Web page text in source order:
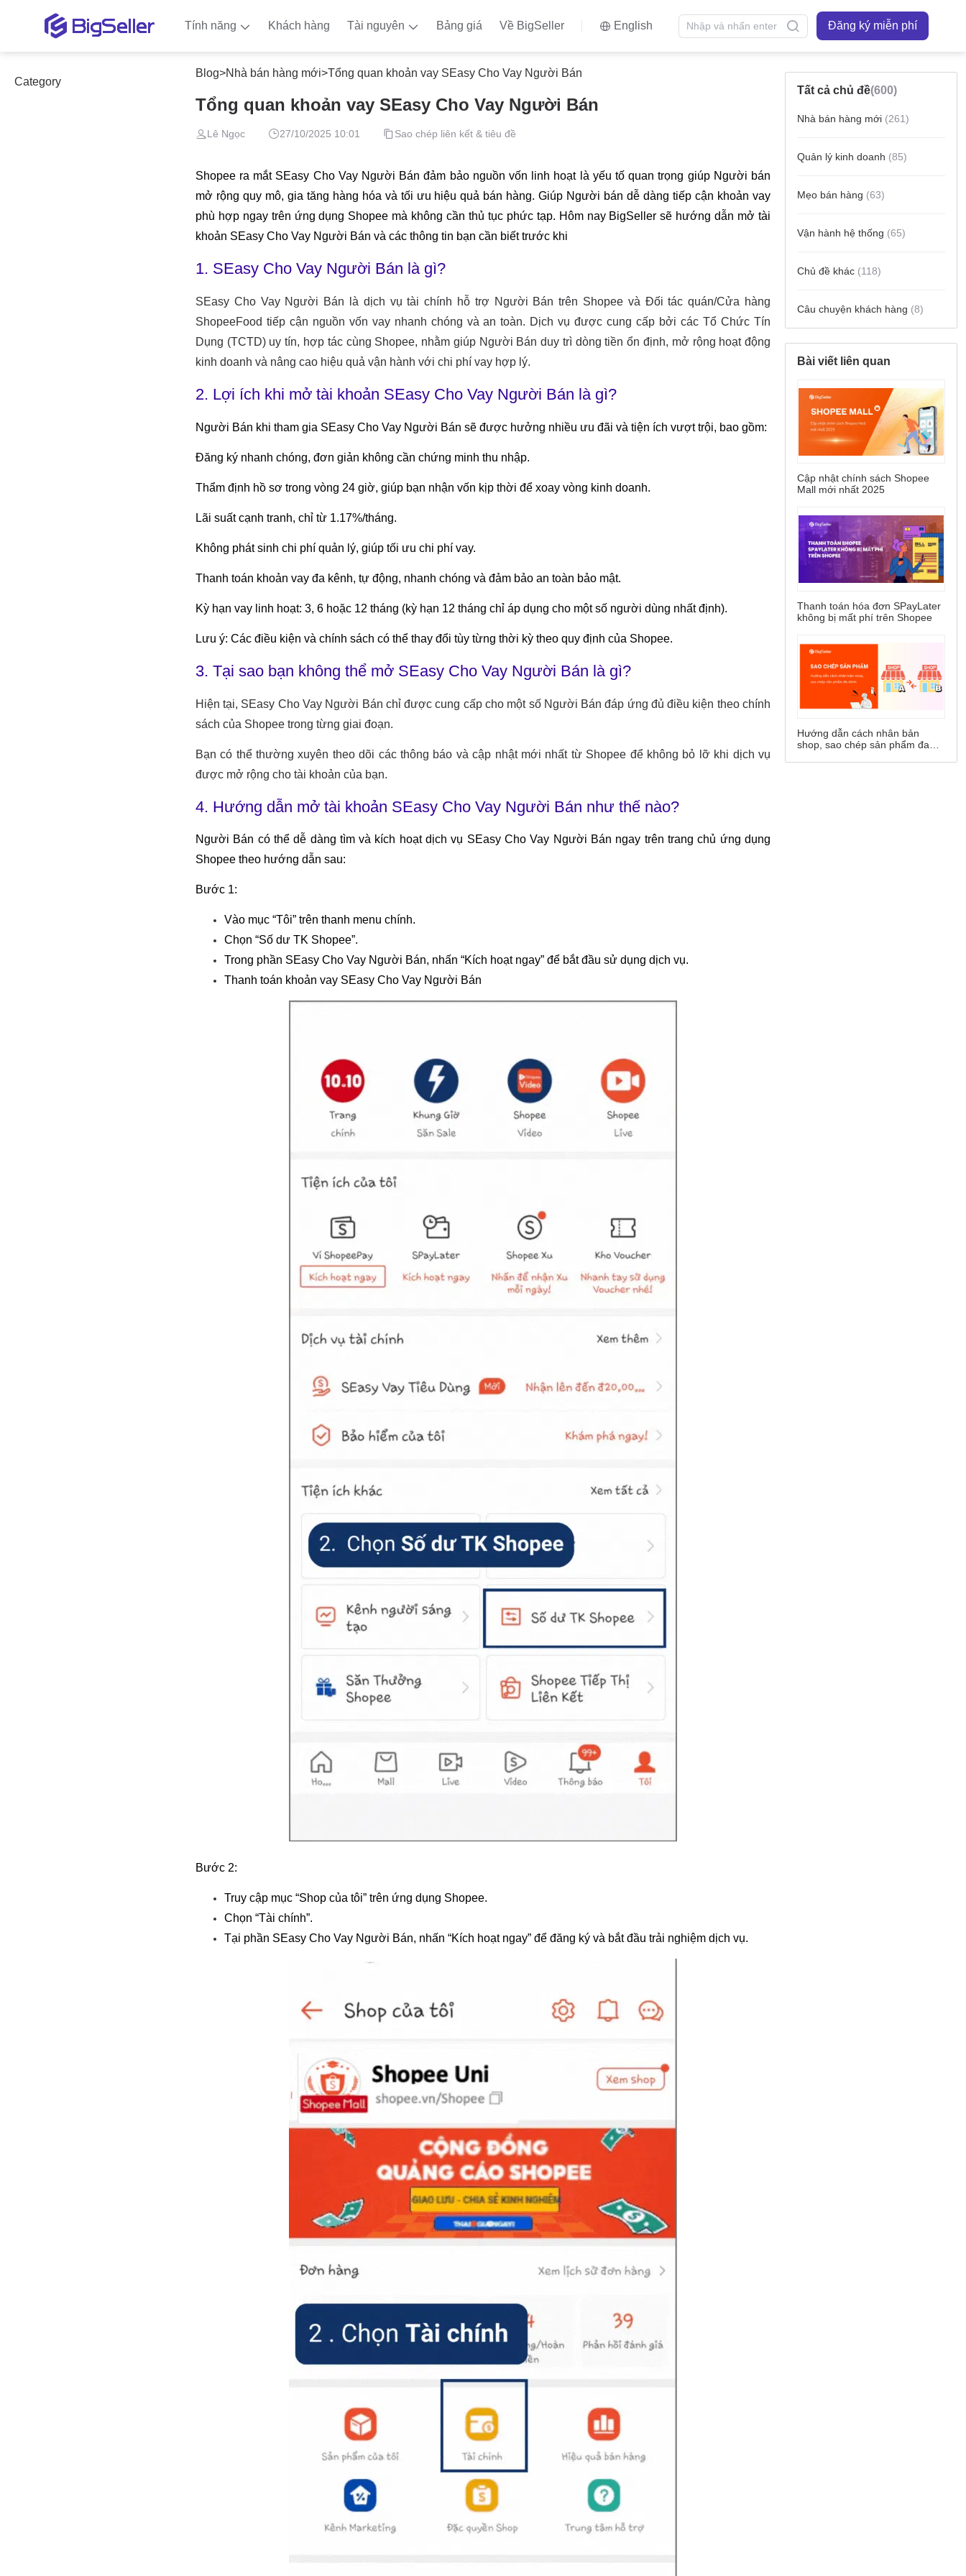
Tính năng Khách hàng Tài nguyên Bảng giá Về BigSeller English Đăng ký miễn phí
Category
Blog>Nhà bán hàng mới>Tổng quan khoản vay SEasy Cho Vay Người Bán
Tổng quan khoản vay SEasy Cho Vay Người Bán
Lê Ngọc 27/10/2025 10:01 Sao chép liên kết & tiêu đề
Tất cả chủ đề(600)
Nhà bán hàng mới (261)
Quản lý kinh doanh (85)
Mẹo bán hàng (63)
Vận hành hệ thống (65)
Chủ đề khác (118)
Câu chuyện khách hàng (8)
Bài viết liên quan
Cập nhật chính sách Shopee
Mall mới nhất 2025
Thanh toán hóa đơn SPayLater
không bị mất phí trên Shopee
Hướng dẫn cách nhân bản
shop, sao chép sản phẩm đa